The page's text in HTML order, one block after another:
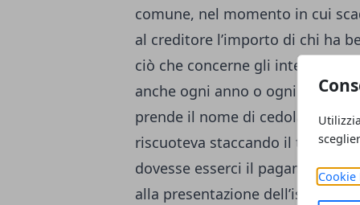
Cookie
comune, nel momento in cui
al creditore l’importo di chi ha
ciò che concerne gli interessi
anche ogni anno o ogni sei mesi
prende il nome di cedola,
riscuoteva staccando il
dovesse esserci il pagamento
alla presentazione dell’istanza